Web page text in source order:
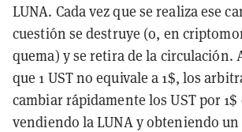
LUNA. Cada vez que se realiza ese
cuestión se destruye (o, en
quema) y se retira de la circulación.
que 1 UST no equivale a 1$, los
cambiar rápidamente los UST por 1$
vendiendo la LUNA y obteniendo